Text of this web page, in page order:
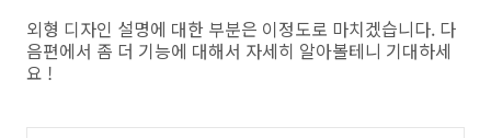
외형 디자인 설명에 대한 부분은 이정도로 마치겠습니다. 다
음편에서 좀 더 기능에 대해서 자세히 알아볼테니 기대하세
요 !